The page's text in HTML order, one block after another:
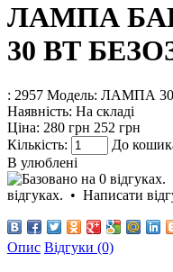
ЛАМПА
30 ВТ
: 2957 Модель: ЛАМПА
Наявність: На складі
Ціна: 280 грн 252 грн
Кількість:
До
В улюблені
відгуках. • Написати
Опис Відгуки (0)